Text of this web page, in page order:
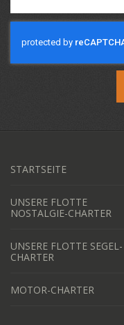
STARTSEITE
UNSERE FLOTTE
NOSTALGIE-CHARTER
UNSERE FLOTTE SEGEL-
CHARTER
MOTOR-CHARTER